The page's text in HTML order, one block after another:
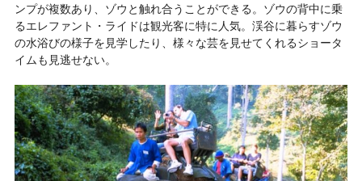
ンプが複数あり、ゾウと触れ合うことができる。ゾウの背中に乗
るエレファント・ライドは観光客に特に人気。渓谷に暮らすゾウ
の水浴びの様子を見学したり、様々な芸を見せてくれるショータ
イムも見逃せない。